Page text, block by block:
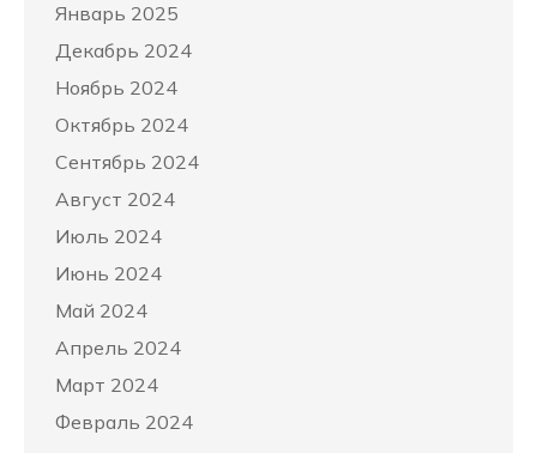
Январь 2025
Декабрь 2024
Ноябрь 2024
Октябрь 2024
Сентябрь 2024
Август 2024
Июль 2024
Июнь 2024
Май 2024
Апрель 2024
Март 2024
Февраль 2024